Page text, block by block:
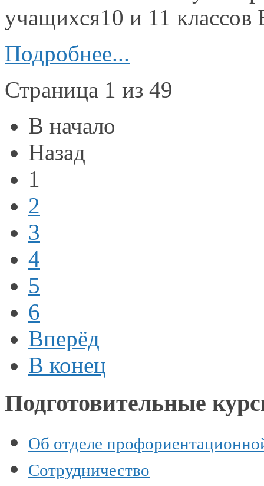
учащихся10 и 11 классов
Подробнее...
Страница 1 из 49
В начало
Назад
1
2
3
4
5
6
Вперёд
В конец
Подготовительные
Об отделе
Сотрудничество